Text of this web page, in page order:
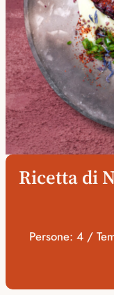
Ricetta di
Persone: 4 /